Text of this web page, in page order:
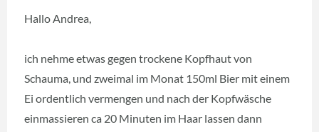
Hallo Andrea,
ich nehme etwas gegen trockene Kopfhaut von
Schauma, und zweimal im Monat 150ml Bier mit einem
Ei ordentlich vermengen und nach der Kopfwäsche
einmassieren ca 20 Minuten im Haar lassen dann